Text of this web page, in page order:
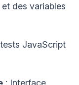
des variables
JavaScript
: Interface